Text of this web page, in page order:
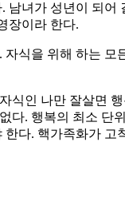
녀가 성년이 되
장이라 한다.
식을 위해 하는
식인 나만 잘살면
다. 행복의 최소 단
다. 핵가족화가